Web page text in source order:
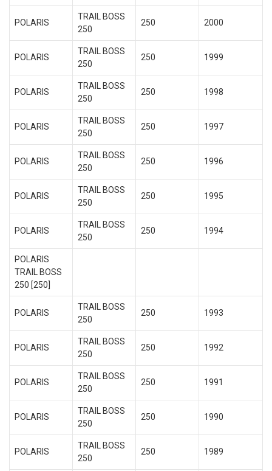
POLARIS
TRAIL BOSS
250
250 2000
POLARIS
TRAIL BOSS
250
250 1999
POLARIS
TRAIL BOSS
250
250 1998
POLARIS
TRAIL BOSS
250
250 1997
POLARIS
TRAIL BOSS
250
250 1996
POLARIS
TRAIL BOSS
250
250 1995
POLARIS
TRAIL BOSS
250
250 1994
POLARIS
TRAIL BOSS
250 [250]
POLARIS
TRAIL BOSS
250
250 1993
POLARIS
TRAIL BOSS
250
250 1992
POLARIS
TRAIL BOSS
250
250 1991
POLARIS
TRAIL BOSS
250
250 1990
POLARIS
TRAIL BOSS
250
250 1989